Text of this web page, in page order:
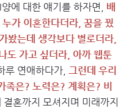
에 대한 얘기를 하자면, 배
가 이혼한다더라, 꿈을 꿨
봤는데 생각보다 별로더라,
도 가고 싶더라, 아까 웹툰
루 연애하다가, 그런데 우리
은? 노력은? 계획은? 비
혼까지 모셔지며 미래까지